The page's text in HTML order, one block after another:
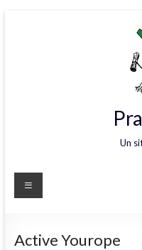
Un
Active Yourope